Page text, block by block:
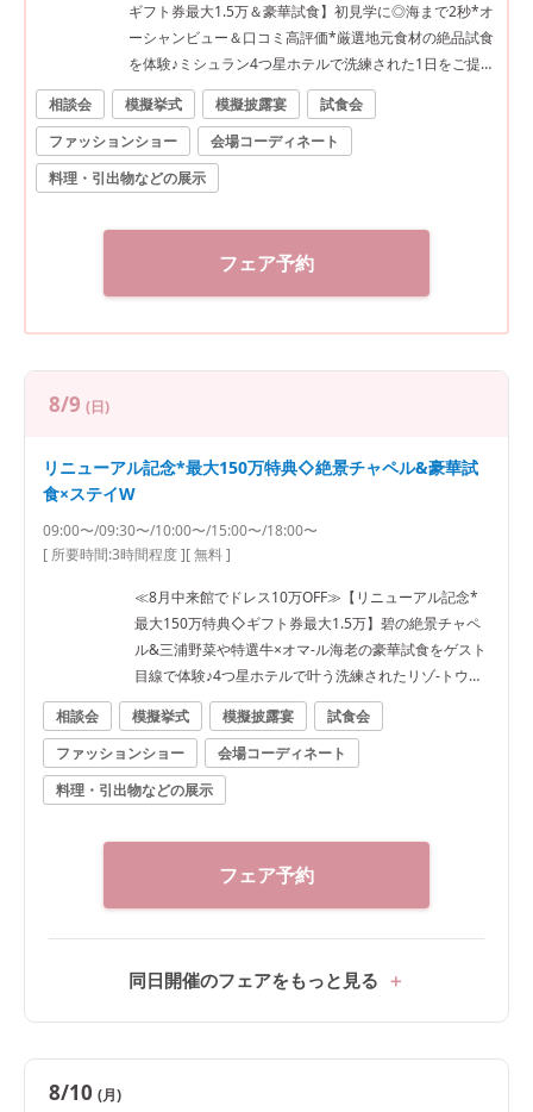
ギフト券最大1.5万＆豪華試食】初見学に◎海まで2秒*オ
ーシャンビュー＆口コミ高評価*厳選地元食材の絶品試食
を体験♪ミシュラン4つ星ホテルで洗練された1日をご提案
《見学日は逗子駅の往復送迎有》
相談会 模擬挙式 模擬披露宴
試食会
ファッションショー
会場コーディネート
料理・引出物などの展示
フェア予約
8/9 (日)
リニューアル記念*最大150万特典◇絶景チャペル&豪華試
食×ステイW
09:00〜/09:30〜/10:00〜/15:00〜/18:00〜
[ 所要時間:3時間程度][ 無料 ]
≪8月中来館でドレス10万OFF≫【リニューアル記念*
最大150万特典◇ギフト券最大1.5万】碧の絶景チャペ
ル&三浦野菜や特選牛×オマ-ル海老の豪華試食をゲスト
目線で体験♪4つ星ホテルで叶う洗練されたリゾ-トウェ
ディング《見学日は逗子駅往復タクシー送迎有》
相談会 模擬挙式 模擬披露宴
試食会
ファッションショー
会場コーディネート
料理・引出物などの展示
フェア予約
同日開催のフェアをもっと見る
8/10 (月)